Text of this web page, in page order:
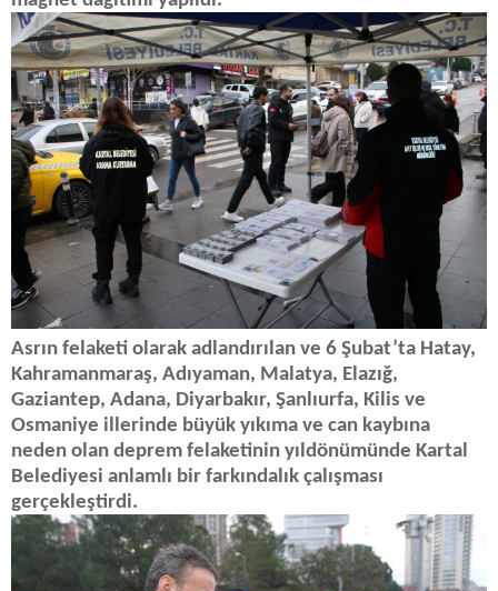
Asrın felaketi olarak adlandırılan ve 6 Şubat’ta Hatay,
Kahramanmaraş, Adıyaman, Malatya, Elazığ,
Gaziantep, Adana, Diyarbakır, Şanlıurfa, Kilis ve
Osmaniye illerinde büyük yıkıma ve can kaybına
neden olan deprem felaketinin yıldönümünde Kartal
Belediyesi anlamlı bir farkındalık çalışması
gerçekleştirdi.